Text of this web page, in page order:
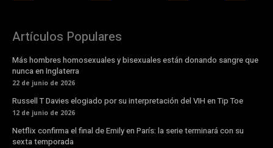
Artículos Populares
Más hombres homosexuales y bisexuales están donando sangre que
nunca en Inglaterra
22 de junio de 2026
Russell T Davies elogiado por su interpretación del VIH en Tip Toe
12 de junio de 2026
Netflix confirma el final de Emily en París: la serie terminará con su
sexta temporada